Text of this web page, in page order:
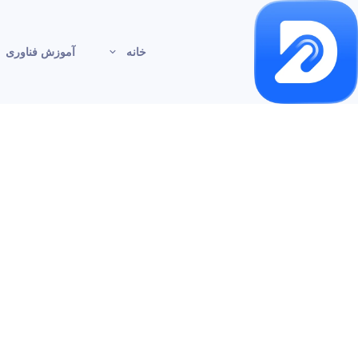
خانه آموزش فناوری